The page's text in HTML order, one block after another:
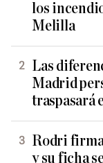
los
Melilla
Las
Madrid
traspasará
Rodri
y su ficha